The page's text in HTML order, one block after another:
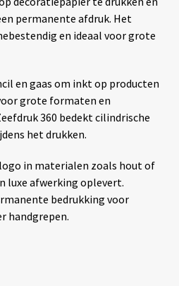
permanente afdruk. Het
en ideaal voor grote
en gaas om inkt op producten
grote formaten en
360 bedekt cilindrische
het drukken.
in materialen zoals hout of
luxe afwerking oplevert.
bedrukking voor
handgrepen.